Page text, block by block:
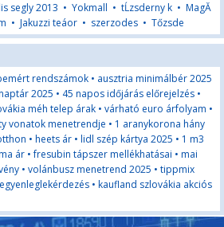
segly 2013 • Yokmall • tĹzsderny k • MagĂ
• Jakuzzi teáor • szerzodes • Tőzsde
rendszámok • ausztria minimálbér 2025
2025 • 45 napos időjárás előrejelzés •
méh telep árak • várható euro árfolyam •
vonatok menetrendje • 1 aranykorona hány
• heets ár • lidl szép kártya 2025 • 1 m3
ár •fresubin tápszer mellékhatásai • mai
• volánbusz menetrend 2025 • tippmix
• kaufland szlovákia akciós